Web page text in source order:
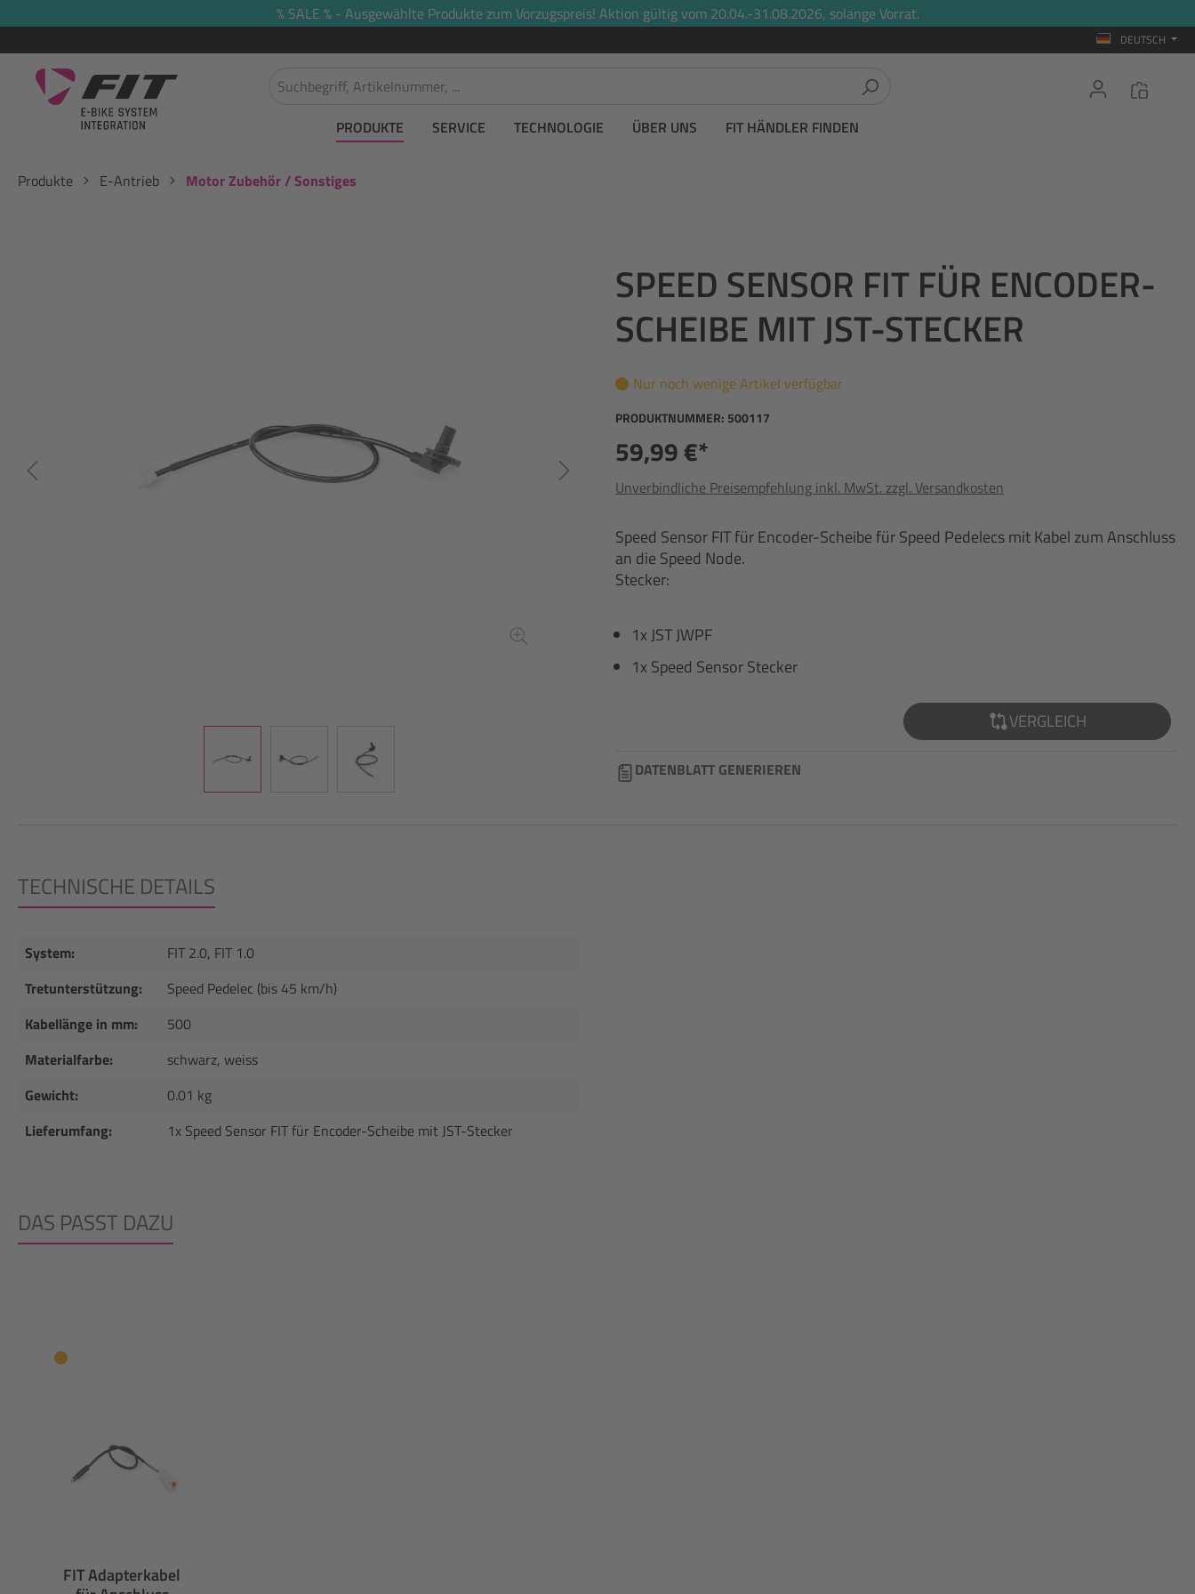
% SALE % - Ausgewählte Produkte zum Vorzugspreis! Aktion gültig vom 20.04.-31.08.2026, solange Vorrat.
DEUTSCH
PRODUKTE SERVICE TECHNOLOGIE ÜBER UNS FIT HÄNDLER FINDEN
Produkte E-Antrieb Motor Zubehör / Sonstiges
SPEED SENSOR FIT FÜR ENCODER-
SCHEIBE MIT JST-STECKER
Nur noch wenige Artikel verfügbar
PRODUKTNUMMER: 500117
59,99 €*
Unverbindliche Preisempfehlung inkl. MwSt. zzgl. Versandkosten
Speed Sensor FIT für Encoder-Scheibe für Speed Pedelecs mit Kabel zum Anschluss
an die Speed Node.
Stecker:
1x JST JWPF
1x Speed Sensor Stecker
VERGLEICH
DATENBLATT GENERIEREN
TECHNISCHE DETAILS
System:
FIT 2.0, FIT 1.0
Tretunterstützung:
Speed Pedelec (bis 45 km/h)
Kabellänge in mm:
500
Materialfarbe:
schwarz, weiss
Gewicht:
0.01 kg
Lieferumfang:
1x Speed Sensor FIT für Encoder-Scheibe mit JST-Stecker
DAS PASST DAZU
FIT Adapterkabel